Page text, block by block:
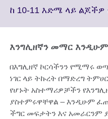
ከ 10-11 እድሜ ላይ
እንግሊዘኛን መማር
በእግሊዘኛ ኮርሳችንን የሚማሩ
ነገር ላይ ትኩረት በማድረግ
የሆኑት አስተማሪዎቻችን
ያስተምሩዋቸዋል – እንዲሁም
ችግር መፍታትን እና አመራርንም